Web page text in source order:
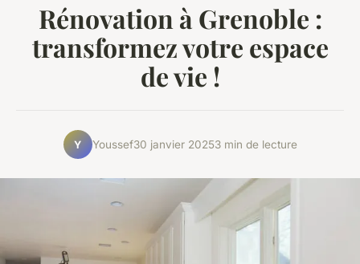
Rénovation à Grenoble :
transformez votre espace
de vie !
Y Youssef30 janvier 20253 min de lecture